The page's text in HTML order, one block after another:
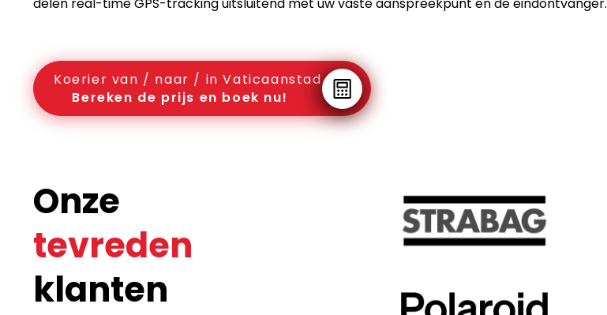
delen real-time GPS-tracking uitsluitend met uw vaste aanspreekpunt en de eindontvanger.
Koerier van / naar / in Vaticaanstad
Bereken de prijs en boek nu!
Onze
tevreden
klanten